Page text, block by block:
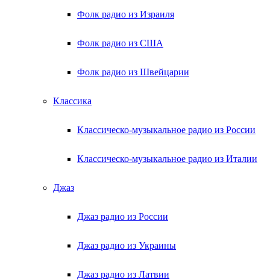
Фолк радио из Израиля
Фолк радио из США
Фолк радио из Швейцарии
Классика
Классическо-музыкальное радио из России
Классическо-музыкальное радио из Италии
Джаз
Джаз радио из России
Джаз радио из Украины
Джаз радио из Латвии